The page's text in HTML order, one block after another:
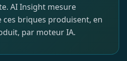
AI Insight mesure
ces briques produisent, en
par moteur IA.